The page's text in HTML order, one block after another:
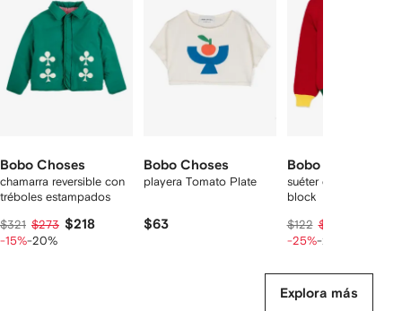
Bobo Choses
chamarra reversible con
tréboles estampados
$321 $273 $218
-15%-20%
Bobo Choses
playera Tomato Plate
$63
Bobo Choses
suéter con diseño
block
$122 $91
-25%-20%
Explora más